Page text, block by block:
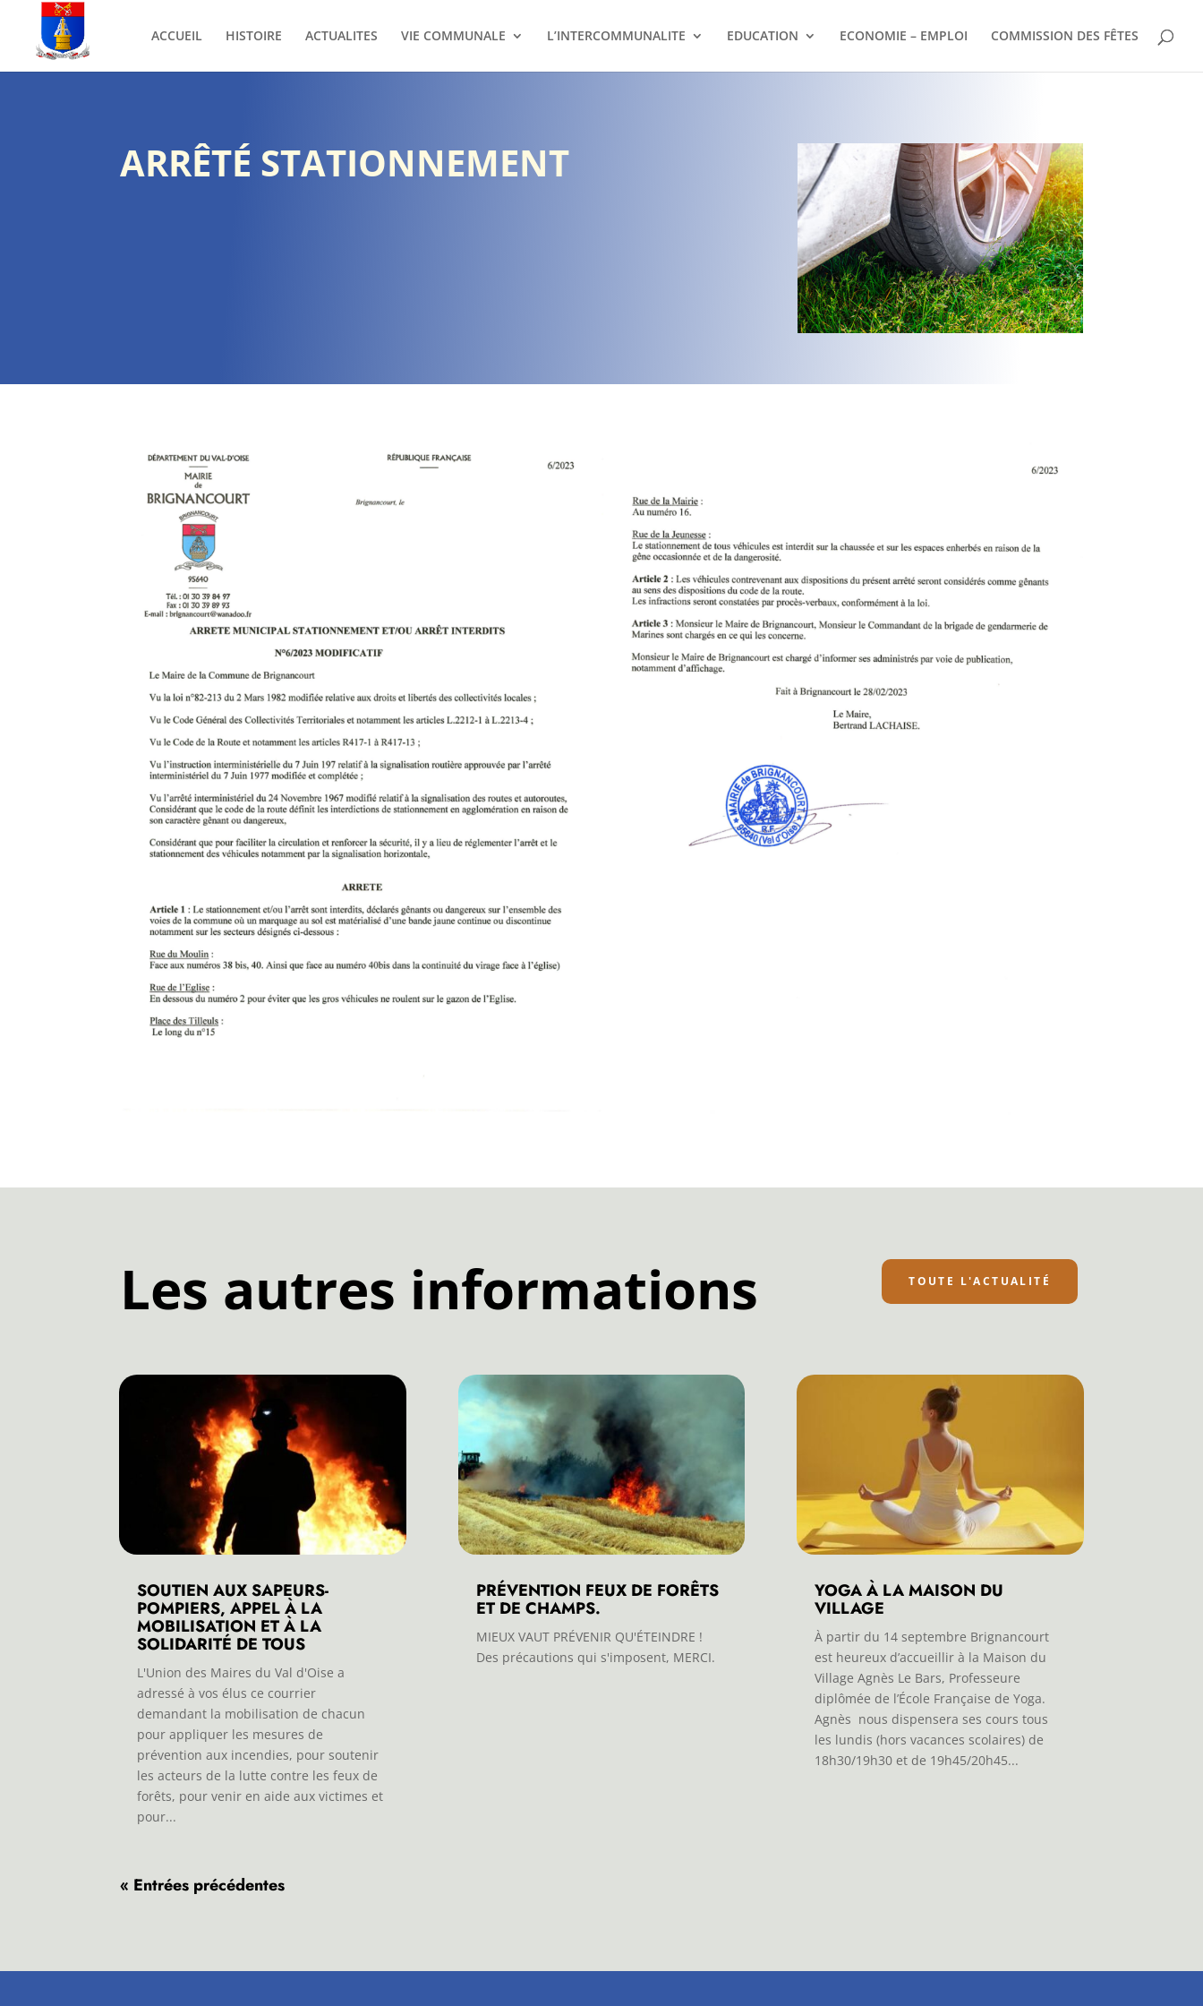
ACCUEIL HISTOIRE ACTUALITES VIE COMMUNALE L’INTERCOMMUNALITE EDUCATION ECONOMIE – EMPLOI COMMISSION DES FÊTES
ARRÊTÉ STATIONNEMENT
Les autres informations TOUTE L'ACTUALITÉ
SOUTIEN AUX SAPEURS-
POMPIERS, APPEL À LA
MOBILISATION ET À LA
SOLIDARITÉ DE TOUS
L'Union des Maires du Val d'Oise a
adressé à vos élus ce courrier
demandant la mobilisation de chacun
pour appliquer les mesures de
prévention aux incendies, pour soutenir
les acteurs de la lutte contre les feux de
forêts, pour venir en aide aux victimes et
pour...
PRÉVENTION FEUX DE FORÊTS
ET DE CHAMPS.
MIEUX VAUT PRÉVENIR QU'ÉTEINDRE !
Des précautions qui s'imposent, MERCI.
YOGA À LA MAISON DU
VILLAGE
À partir du 14 septembre Brignancourt
est heureux d’accueillir à la Maison du
Village Agnès Le Bars, Professeure
diplômée de l’École Française de Yoga.
Agnès nous dispensera ses cours tous
les lundis (hors vacances scolaires) de
18h30/19h30 et de 19h45/20h45...
« Entrées précédentes